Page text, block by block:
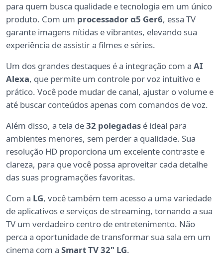
para quem busca qualidade e tecnologia em um único
produto. Com um processador α5 Ger6, essa TV
garante imagens nítidas e vibrantes, elevando sua
experiência de assistir a filmes e séries.
Um dos grandes destaques é a integração com a AI
Alexa, que permite um controle por voz intuitivo e
prático. Você pode mudar de canal, ajustar o volume e
até buscar conteúdos apenas com comandos de voz.
Além disso, a tela de32 polegadas é ideal para
ambientes menores, sem perder a qualidade. Sua
resolução HD proporciona um excelente contraste e
clareza, para que você possa aproveitar cada detalhe
das suas programações favoritas.
Com a LG, você também tem acesso a uma variedade
de aplicativos e serviços de streaming, tornando a sua
TV um verdadeiro centro de entretenimento. Não
perca a oportunidade de transformar sua sala em um
cinema com a Smart TV 32" LG.